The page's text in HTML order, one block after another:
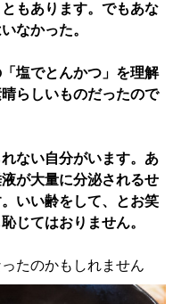
もあります。でもあな
なかった。
塩でとんかつ」を理解
らしいものだったので
ない自分がいます。あ
が大量に分泌されるせ
いい齢をして、とお笑
じてはおりません。
たのかもしれません